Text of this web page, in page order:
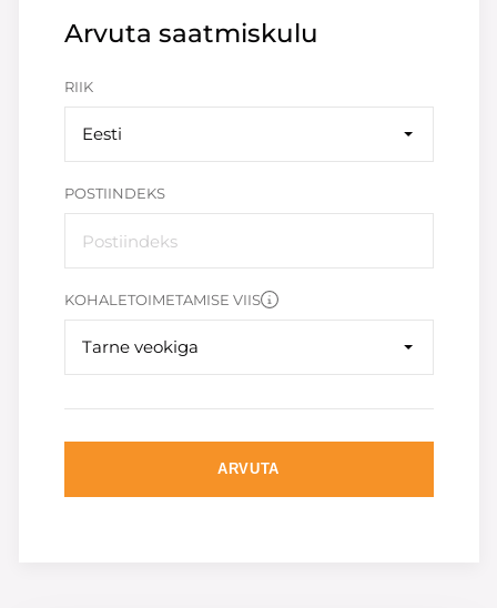
Arvuta saatmiskulu
RIIK
Eesti
POSTIINDEKS
KOHALETOIMETAMISE VIIS
Tarne veokiga
ARVUTA